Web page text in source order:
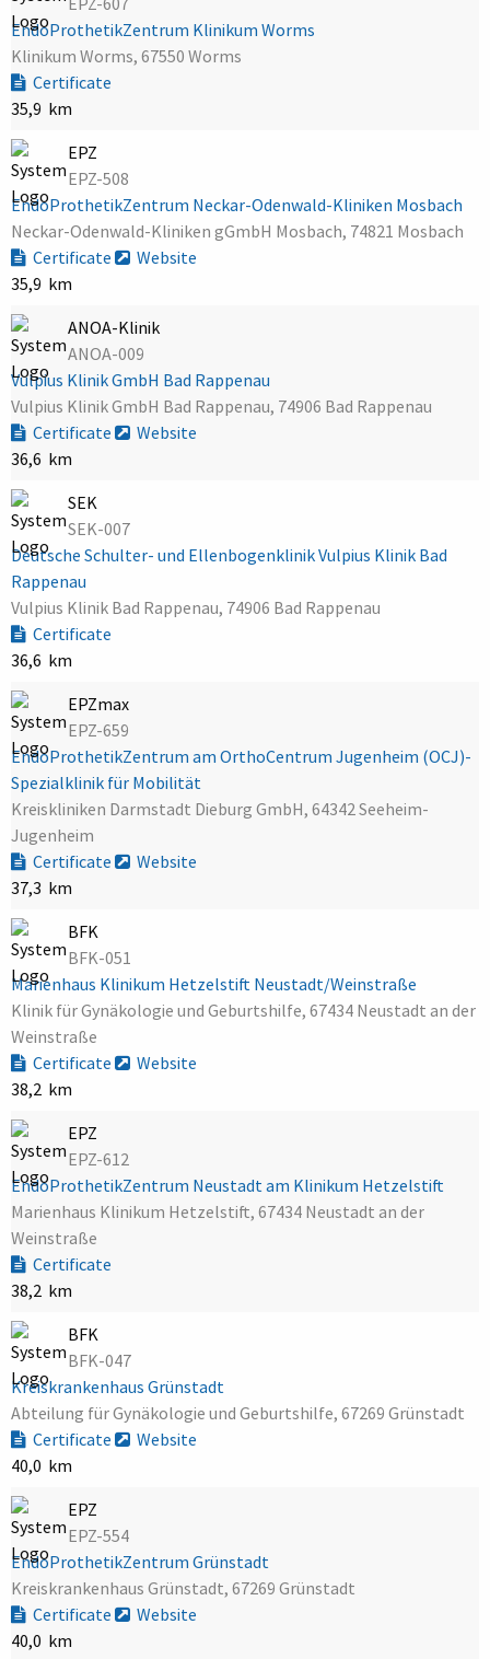
EndoProthetikZentrum Klinikum Worms
Klinikum Worms, 67550 Worms
Certificate
35,9 km
EPZ
EPZ-508
EndoProthetikZentrum Neckar-Odenwald-Kliniken Mosbach
Neckar-Odenwald-Kliniken gGmbH Mosbach, 74821 Mosbach
Certificate
Website
35,9 km
ANOA-Klinik
ANOA-009
Vulpius Klinik GmbH Bad Rappenau
Vulpius Klinik GmbH Bad Rappenau, 74906 Bad Rappenau
Certificate
Website
36,6 km
SEK
SEK-007
Deutsche Schulter- und Ellenbogenklinik Vulpius Klinik Bad
Rappenau
Vulpius Klinik Bad Rappenau, 74906 Bad Rappenau
Certificate
36,6 km
EPZmax
EPZ-659
EndoProthetikZentrum am OrthoCentrum Jugenheim (OCJ)-
Spezialklinik für Mobilität
Kreiskliniken Darmstadt Dieburg GmbH, 64342 Seeheim-
Jugenheim
Certificate
Website
37,3 km
BFK
BFK-051
Marienhaus Klinikum Hetzelstift Neustadt/Weinstraße
Klinik für Gynäkologie und Geburtshilfe, 67434 Neustadt an der
Weinstraße
Certificate
Website
38,2 km
EPZ
EPZ-612
EndoProthetikZentrum Neustadt am Klinikum Hetzelstift
Marienhaus Klinikum Hetzelstift, 67434 Neustadt an der
Weinstraße
Certificate
38,2 km
BFK
BFK-047
Kreiskrankenhaus Grünstadt
Abteilung für Gynäkologie und Geburtshilfe, 67269 Grünstadt
Certificate
Website
40,0 km
EPZ
EPZ-554
EndoProthetikZentrum Grünstadt
Kreiskrankenhaus Grünstadt, 67269 Grünstadt
Certificate
Website
40,0 km